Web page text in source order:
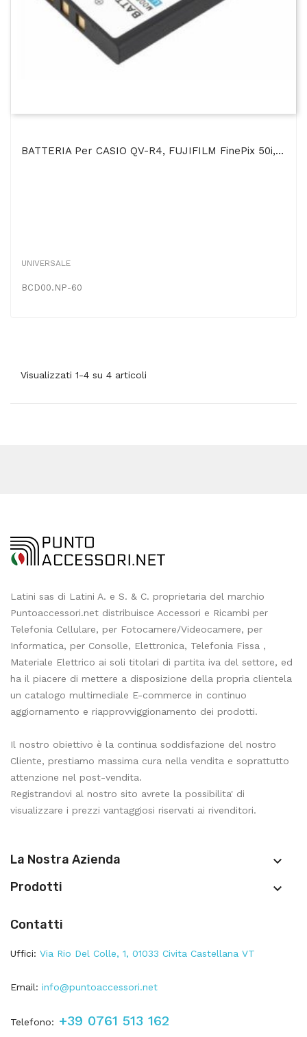
BATTERIA Per CASIO QV-R4, FUJIFILM FinePix 50i, TOSHIBA H20 - 950mAh Li-Ion - SEGUE COMPATIBILITA'..
UNIVERSALE
BCD00.NP-60
Visualizzati 1-4 su 4 articoli
Latini sas di Latini A. e S. & C. proprietaria del marchio
Puntoaccessori.net distribuisce Accessori e Ricambi per
Telefonia Cellulare, per Fotocamere/Videocamere, per
Informatica, per Consolle, Elettronica, Telefonia Fissa ,
Materiale Elettrico ai soli titolari di partita iva del settore, ed
ha il piacere di mettere a disposizione della propria clientela
un catalogo multimediale E-commerce in continuo
aggiornamento e riapprovviggionamento dei prodotti.
Il nostro obiettivo è la continua soddisfazione del nostro
Cliente, prestiamo massima cura nella vendita e soprattutto
attenzione nel post-vendita.
Registrandovi al nostro sito avrete la possibilita' di
visualizzare i prezzi vantaggiosi riservati ai rivenditori.
La Nostra Azienda 
Prodotti 
Contatti
Uffici: Via Rio Del Colle, 1, 01033 Civita Castellana VT
Email: info@puntoaccessori.net
Telefono: +39 0761 513 162